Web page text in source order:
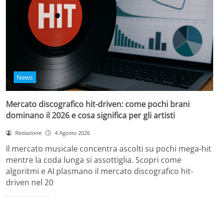
News
Mercato discografico hit-driven: come pochi brani
dominano il 2026 e cosa significa per gli artisti
Redazione 4 Agosto 2026
Il mercato musicale concentra ascolti su pochi mega-hit
mentre la coda lunga si assottiglia. Scopri come
algoritmi e AI plasmano il mercato discografico hit-
driven nel 20